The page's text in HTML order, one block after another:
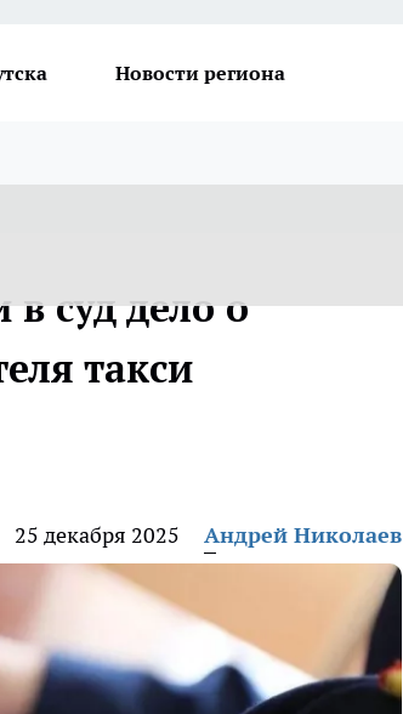
Новости региона
суд дело о
такси
25 декабря 2025 Андрей Николаев